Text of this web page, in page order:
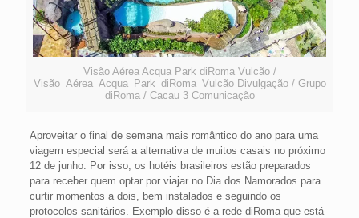
Visão Aérea Acqua Park diRoma Vulcão /
Visão_Aérea_Acqua_Park_diRoma_Vulcão Divulgação / Grupo
diRoma / Cacau 3 Comunicação
Aproveitar o final de semana mais romântico do ano para uma
viagem especial será a alternativa de muitos casais no próximo
12 de junho. Por isso, os hotéis brasileiros estão preparados
para receber quem optar por viajar no Dia dos Namorados para
curtir momentos a dois, bem instalados e seguindo os
protocolos sanitários. Exemplo disso é a rede diRoma que está